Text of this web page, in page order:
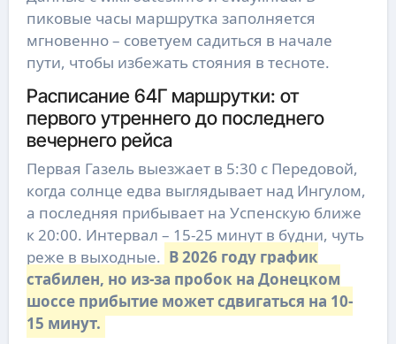
пиковые часы маршрутка заполняется
мгновенно – советуем садиться в начале
пути, чтобы избежать стояния в тесноте.
Расписание 64Г маршрутки: от
первого утреннего до последнего
вечернего рейса
Первая Газель выезжает в 5:30 с Передовой,
когда солнце едва выглядывает над Ингулом,
а последняя прибывает на Успенскую ближе
к 20:00. Интервал – 15-25 минут в будни, чуть
реже в выходные. В 2026 году график
стабилен, но из-за пробок на Донецком
шоссе прибытие может сдвигаться на 10-
15 минут.